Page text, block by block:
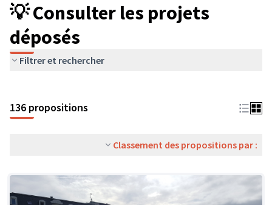
💡 Consulter les projets
déposés
Filtrer et rechercher
136 propositions
Classement des propositions par :